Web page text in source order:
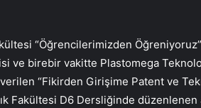
“Öğrencilerimizden
ve birebir vakitte Plastomega
“Fikirden Girişime Patent ve
Fakültesi D6 Dersliğinde düzenlenen